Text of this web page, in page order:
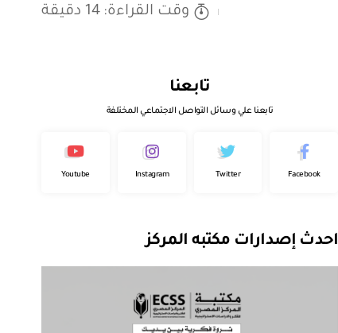
وقت القراءة: 14 دقيقة
تابعنا
تابعنا علي وسائل التواصل الاجتماعي المختلفة
Facebook
Twitter
Instagram
Youtube
احدث إصدارات مكتبه المركز